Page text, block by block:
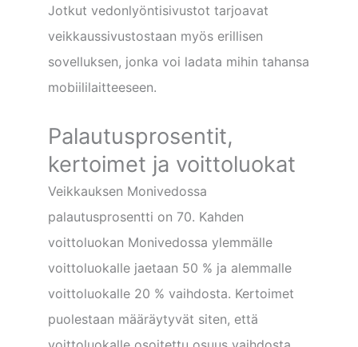
Jotkut vedonlyöntisivustot tarjoavat
veikkaussivustostaan myös erillisen
sovelluksen, jonka voi ladata mihin tahansa
mobiililaitteeseen.
Palautusprosentit,
kertoimet ja voittoluokat
Veikkauksen Monivedossa
palautusprosentti on 70. Kahden
voittoluokan Monivedossa ylemmälle
voittoluokalle jaetaan 50 % ja alemmalle
voittoluokalle 20 % vaihdosta. Kertoimet
puolestaan määräytyvät siten, että